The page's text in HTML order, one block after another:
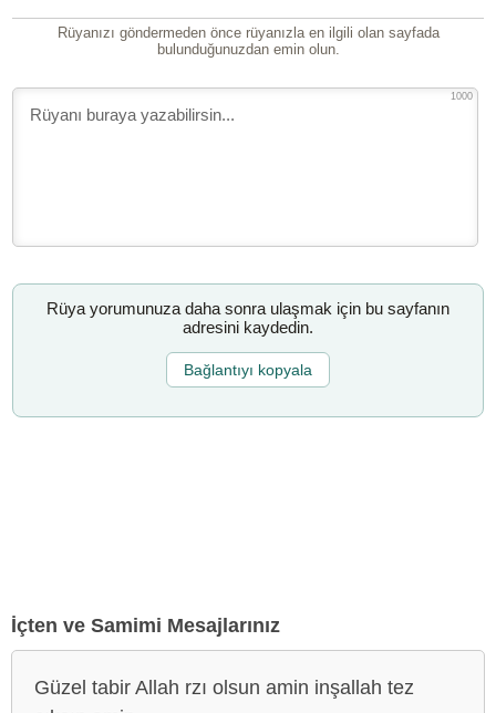
Rüyanızı göndermeden önce rüyanızla en ilgili olan sayfada
bulunduğunuzdan emin olun.
1000
Rüya yorumunuza daha sonra ulaşmak için bu sayfanın
adresini kaydedin.
Bağlantıyı kopyala
İçten ve Samimi Mesajlarınız
Güzel tabir Allah rzı olsun amin inşallah tez